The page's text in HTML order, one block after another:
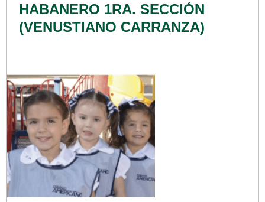
HABANERO 1RA. SECCIÓN
(VENUSTIANO CARRANZA)